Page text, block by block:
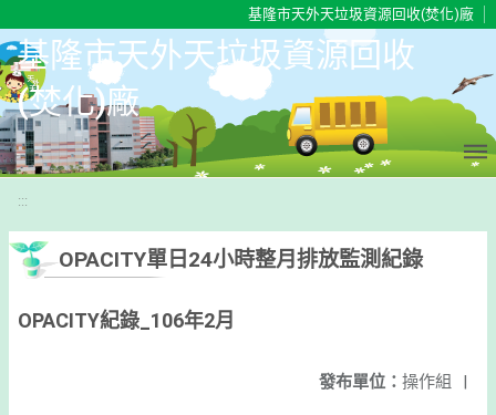
基隆市天外天垃圾資源回收(焚化)廠
基隆市天外天垃圾資源回收
(焚化)廠
:::
OPACITY單日24小時整月排放監測紀錄
OPACITY紀錄_106年2月
發布單位： 操作組 |